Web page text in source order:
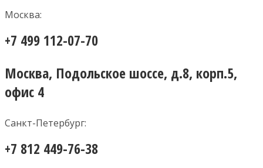
Москва:
+7 499 112-07-70
Москва, Подольское шоссе, д.8, корп.5,
офис 4
Санкт-Петербург:
+7 812 449-76-38